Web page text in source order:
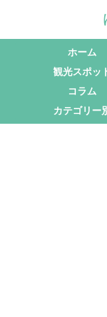
ホーム
観光スポッ
コラム
カテゴリー